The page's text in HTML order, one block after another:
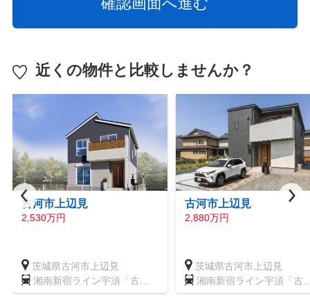
近くの物件と比較しませんか？
古河市上辺見
2,530万円
茨城県古河市上辺見
湘南新宿ライン宇須「古
河」駅
古河市上辺見
2,880万円
茨城県古河市上辺見
湘南新宿ライン宇須「古
河」駅